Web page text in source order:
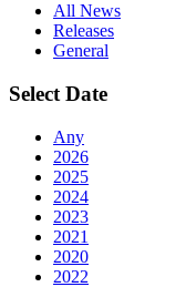
All News
Releases
General
Select Date
Any
2026
2025
2024
2023
2021
2020
2022